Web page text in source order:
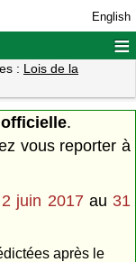
English
≡
: Lois de la
.
vous reporter à
2 juin 2017au 31
après le